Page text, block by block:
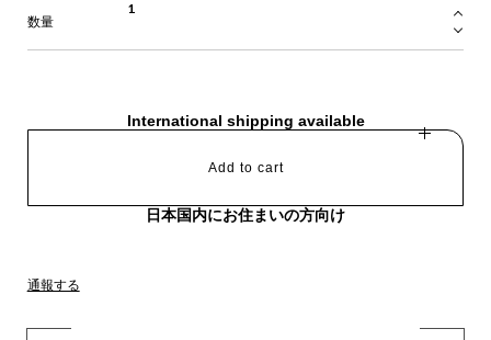
数量
International shipping available
Add to cart
日本国内にお住まいの方向け
通報する